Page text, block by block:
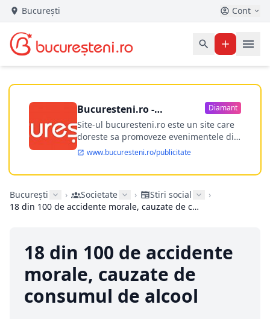
București Cont
Bucuresteni.ro -
publicitate online
Diamant
Site-ul bucuresteni.ro este un site care
doreste sa promoveze evenimentele din
Bucuresti si nu numai, sa puna la
dispozitia utilizatorului cea mai
performanta harta electronica a
ofere posibilitatea firmel...
www.bucuresteni.ro/publicitate
București › Societate › Stiri social
›
18 din 100 de accidente morale, cauzate de consumul de alcool
18 din 100 de accidente
morale, cauzate de
consumul de alcool